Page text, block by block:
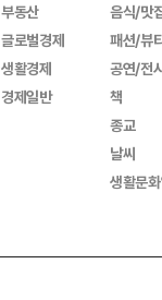
부동산
글로벌경제
생활경제
경제일반
음식/맛
패션/뷰
공연/전
책
종교
날씨
생활문